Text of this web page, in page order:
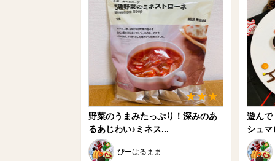
野菜のうまみたっぷり！深みのあ
るあじわい♪ミネス...
ぴーはるまま
遊んで
シュマ